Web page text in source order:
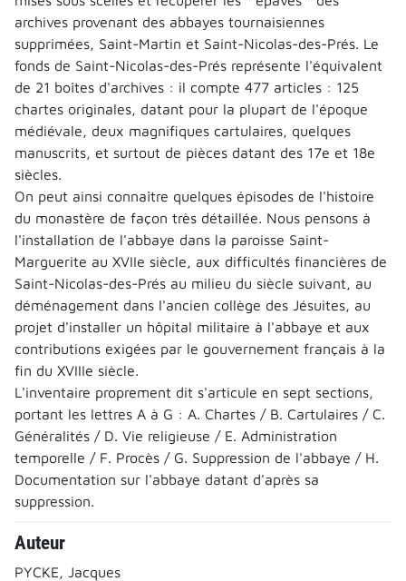
archives provenant des abbayes tournaisiennes
supprimées, Saint-Martin et Saint-Nicolas-des-Prés. Le
fonds de Saint-Nicolas-des-Prés représente l'équivalent
de 21 boîtes d'archives : il compte 477 articles : 125
chartes originales, datant pour la plupart de l'époque
médiévale, deux magnifiques cartulaires, quelques
manuscrits, et surtout de pièces datant des 17e et 18e
siècles.
On peut ainsi connaître quelques épisodes de l'histoire
du monastère de façon très détaillée. Nous pensons à
l'installation de l'abbaye dans la paroisse Saint-
Marguerite au XVIIe siècle, aux difficultés financières de
Saint-Nicolas-des-Prés au milieu du siècle suivant, au
déménagement dans l'ancien collège des Jésuites, au
projet d'installer un hôpital militaire à l'abbaye et aux
contributions exigées par le gouvernement français à la
fin du XVIIIe siècle.
L'inventaire proprement dit s'articule en sept sections,
portant les lettres A à G : A. Chartes / B. Cartulaires / C.
Généralités / D. Vie religieuse / E. Administration
temporelle / F. Procès / G. Suppression de l'abbaye / H.
Documentation sur l'abbaye datant d'après sa
suppression.
Auteur
PYCKE, Jacques